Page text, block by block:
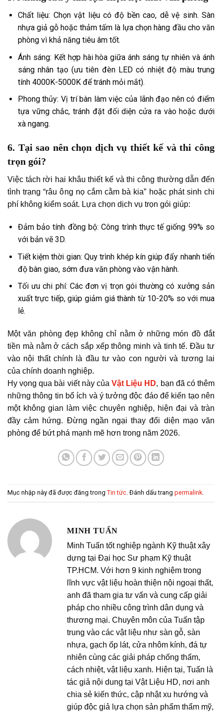
Chất liệu: Chọn vật liệu có độ bền cao, dễ vệ sinh. Sàn
nhựa giả gỗ hoặc thảm tấm là lựa chọn hàng đầu cho văn
phòng vì khả năng tiêu âm tốt.
Ánh sáng: Kết hợp hài hòa giữa ánh sáng tự nhiên và ánh
sáng nhân tạo (ưu tiên đèn LED có nhiệt độ màu trung
tính 4000K-5000K để tránh mỏi mắt).
Phong thủy: Vị trí bàn làm việc của lãnh đạo nên có điểm
tựa vững chắc, tránh đặt đối diện cửa ra vào hoặc dưới
xà ngang.
6. Tại sao nên chọn dịch vụ thiết kế và thi công
trọn gói?
Việc tách rời hai khâu thiết kế và thi công thường dẫn đến
tình trạng “râu ông nọ cắm cằm bà kia” hoặc phát sinh chi
phí không kiểm soát. Lựa chọn dịch vụ trọn gói giúp:
Đảm bảo tính đồng bộ: Công trình thực tế giống 99% so
với bản vẽ 3D.
Tiết kiệm thời gian: Quy trình khép kín giúp đẩy nhanh tiến
độ bàn giao, sớm đưa văn phòng vào vận hành.
Tối ưu chi phí: Các đơn vị trọn gói thường có xưởng sản
xuất trực tiếp, giúp giảm giá thành từ 10-20% so với mua
lẻ.
Một văn phòng đẹp không chỉ nằm ở những món đồ đắt
tiền mà nằm ở cách sắp xếp thông minh và tinh tế. Đầu tư
vào nội thất chính là đầu tư vào con người và tương lai
của chính doanh nghiệp.
Hy vọng qua bài viết này củaVật Liệu HD, bạn đã có thêm
những thông tin bổ ích và ý tưởng độc đáo để kiến tạo nên
một không gian làm việc chuyên nghiệp, hiện đại và tràn
đầy cảm hứng. Đừng ngần ngại thay đổi diện mạo văn
phòng để bứt phá mạnh mẽ hơn trong năm 2026.
Mục nhập này đã được đăng trong Tin tức. Đánh dấu trang permalink.
MINH TUẤN
Minh Tuấn tốt nghiệp ngành Kỹ thuật xây
dựng tại Đại học Sư phạm Kỹ thuật
TP.HCM. Với hơn 9 kinh nghiệm trong
lĩnh vực vật liệu hoàn thiện nội ngoại thất,
anh đã tham gia tư vấn và cung cấp giải
pháp cho nhiều công trình dân dụng và
thương mại. Chuyên môn của Tuấn tập
trung vào các vật liệu như sàn gỗ, sàn
nhựa, gạch ốp lát, cửa nhôm kính, đá tự
nhiên cùng các giải pháp chống thấm,
cách nhiệt, vật liệu xanh. Hiện tại, Tuấn là
tác giả nội dung tại Vật Liệu HD, nơi anh
chia sẻ kiến thức, cập nhật xu hướng và
giúp độc giả lựa chọn sản phẩm thẩm mỹ,